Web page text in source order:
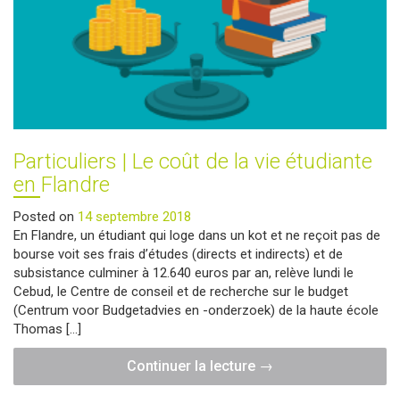
Particuliers | Le coût de la vie étudiante
en Flandre
Posted on 14 septembre 2018
En Flandre, un étudiant qui loge dans un kot et ne reçoit pas de
bourse voit ses frais d’études (directs et indirects) et de
subsistance culminer à 12.640 euros par an, relève lundi le
Cebud, le Centre de conseil et de recherche sur le budget
(Centrum voor Budgetadvies en -onderzoek) de la haute école
Thomas […]
Continuer la lecture "Particuliers
|
→